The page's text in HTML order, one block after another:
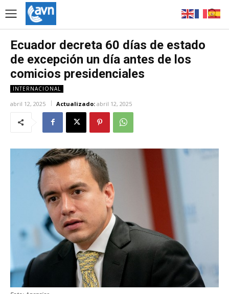
Ecuador decreta 60 días de estado
de excepción un día antes de los
comicios presidenciales
INTERNACIONAL
abril 12, 2025 Actualizado: abril 12, 2025